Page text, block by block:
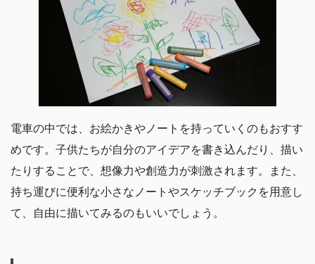
電車の中では、お絵かきやノートを持っていくのもおすす
めです。子供たちが自分のアイデアを書き込んだり、描い
たりすることで、想像力や創造力が刺激されます。また、
持ち運びに便利な小さなノートやスケッチブックを用意し
て、自由に描いてみるのもいいでしょう。